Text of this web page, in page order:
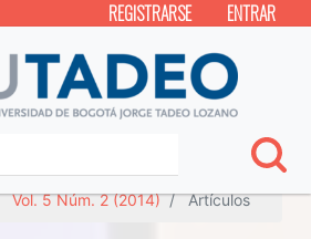
REGISTRARSE ENTRAR
Vol. 5 Núm. 2 (2014) Artículos